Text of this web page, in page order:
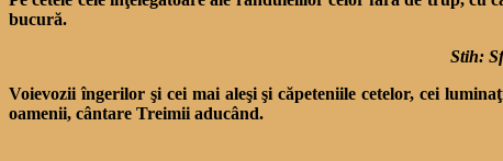
bucură.
Stih:
Voievozii îngerilor şi cei mai aleşi şi căpeteniile cetelor, cei
oamenii, cântare Treimii aducând.